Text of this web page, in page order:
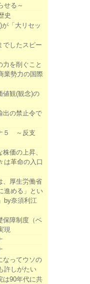
せる～
史
「大リセッ
でしたスピー
力を削ぐこと
業勢力の国際
値観(観念)の
出の禁止令で
５ ～反支
価の上昇、
は革命の入口
、厚生労働省
進める」とい
by奈須利江
保障制度（ベ
現
なってウソの
許しがたい
は90年代に共